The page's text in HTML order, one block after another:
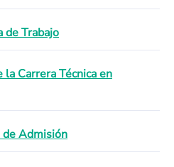
de Trabajo
Carrera Técnica en
de Admisión